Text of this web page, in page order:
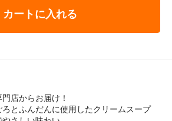
カートに入れる
門店からお届け！
ろとふんだんに使用したクリームスープ